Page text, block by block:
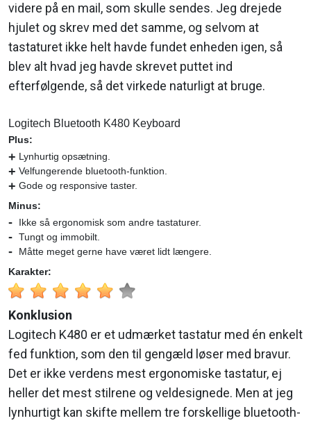
videre på en mail, som skulle sendes. Jeg drejede
hjulet og skrev med det samme, og selvom at
tastaturet ikke helt havde fundet enheden igen, så
blev alt hvad jeg havde skrevet puttet ind
efterfølgende, så det virkede naturligt at bruge.
Logitech Bluetooth K480 Keyboard
Plus:
Lynhurtig opsætning.
Velfungerende bluetooth-funktion.
Gode og responsive taster.
Minus:
Ikke så ergonomisk som andre tastaturer.
Tungt og immobilt.
Måtte meget gerne have været lidt længere.
Karakter:
Konklusion
Logitech K480 er et udmærket tastatur med én enkelt
fed funktion, som den til gengæld løser med bravur.
Det er ikke verdens mest ergonomiske tastatur, ej
heller det mest stilrene og veldesignede. Men at jeg
lynhurtigt kan skifte mellem tre forskellige bluetooth-